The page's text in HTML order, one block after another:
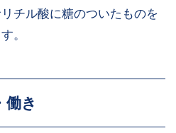
チル酸に糖のついたものを
。
働き